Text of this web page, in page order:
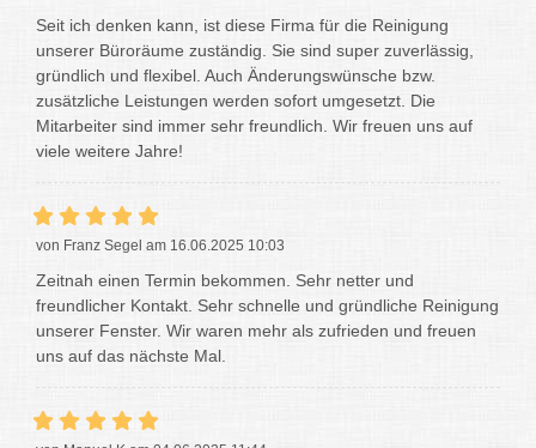
Seit ich denken kann, ist diese Firma für die Reinigung
unserer Büroräume zuständig. Sie sind super zuverlässig,
gründlich und flexibel. Auch Änderungswünsche bzw.
zusätzliche Leistungen werden sofort umgesetzt. Die
Mitarbeiter sind immer sehr freundlich. Wir freuen uns auf
viele weitere Jahre!
von Franz Segel am 16.06.2025 10:03
Zeitnah einen Termin bekommen. Sehr netter und
freundlicher Kontakt. Sehr schnelle und gründliche Reinigung
unserer Fenster. Wir waren mehr als zufrieden und freuen
uns auf das nächste Mal.